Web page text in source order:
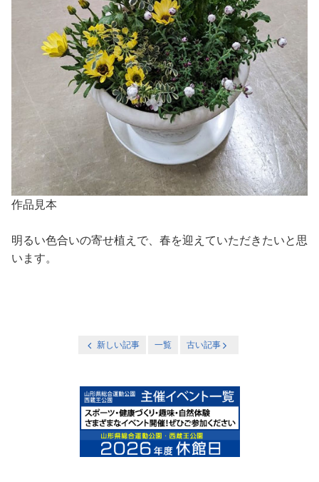
作品見本
明るい色合いの寄せ植えで、春を迎えていただきたいと思
います。
新しい記事 一覧 古い記事